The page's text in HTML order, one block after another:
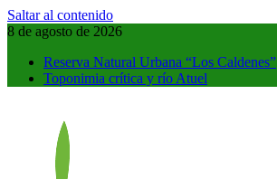
Saltar al contenido
8 de agosto de 2026
Reserva Natural Urbana “Los Caldenes”
Toponimia crítica y río Atuel